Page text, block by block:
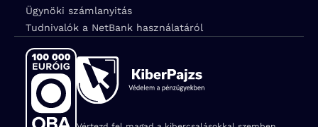
Ügynöki számlanyitás
Tudnivalók a NetBank használatáról